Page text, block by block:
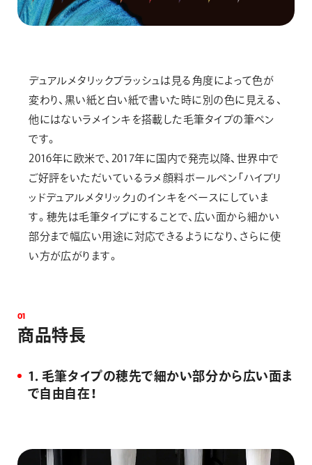
デュアルメタリックブラッシュは見る角度によって色が
変わり、黒い紙と白い紙で書いた時に別の色に見える、
他にはないラメインキを搭載した毛筆タイプの筆ペン
です。
2016年に欧米で、2017年に国内で発売以降、世界中で
ご好評をいただいているラメ顔料ボールペン「ハイブリ
ッドデュアルメタリック」のインキをベースにしていま
す。穂先は毛筆タイプにすることで、広い面から細かい
部分まで幅広い用途に対応できるようになり、さらに使
い方が広がります。
01
商品特長
1．毛筆タイプの穂先で細かい部分から広い面ま
で自由自在！